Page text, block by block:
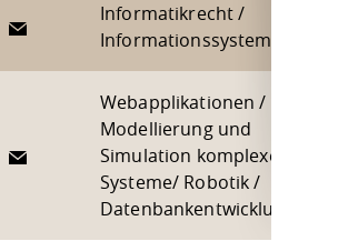
Informatikrecht /
Informationssysteme
Webapplikationen /
Modellierung und
Simulation komplexer
Systeme/ Robotik /
Datenbankentwicklung